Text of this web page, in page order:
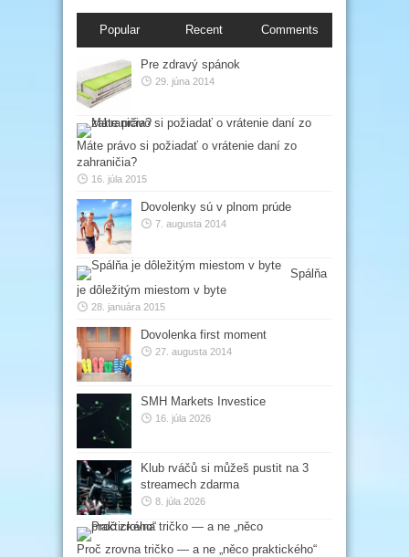
Popular Recent Comments
Pre zdravý spánok
29. júna 2014
Máte právo si požiadať o vrátenie daní zo
zahraničia?
16. júla 2015
Dovolenky sú v plnom prúde
7. augusta 2014
Spálňa
je dôležitým miestom v byte
28. januára 2015
Dovolenka first moment
27. augusta 2014
SMH Markets Investice
16. júla 2026
Klub rváčů si můžeš pustit na 3
streamech zdarma
8. júla 2026
Proč zrovna tričko — a ne „něco praktického“